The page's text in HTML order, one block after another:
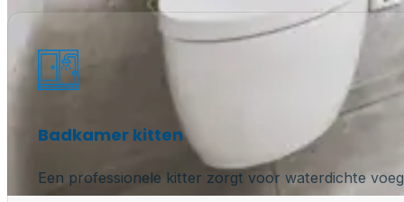
Badkamer kitten
Een professionele kitter zorgt voor waterdichte